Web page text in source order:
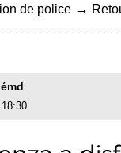
de police →